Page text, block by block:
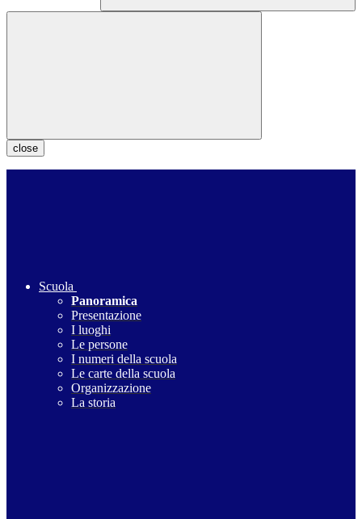
close
Scuola
Panoramica
Presentazione
I luoghi
Le persone
I numeri della scuola
Le carte della scuola
Organizzazione
La storia